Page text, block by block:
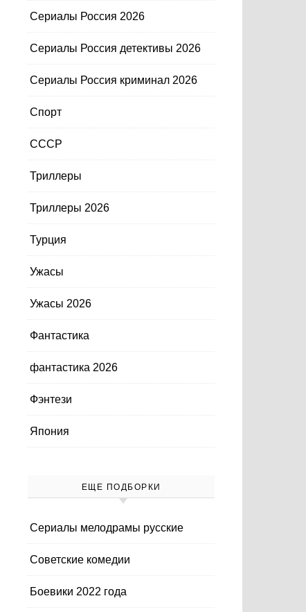
Сериалы Россия 2026
Сериалы Россия детективы 2026
Сериалы Россия криминал 2026
Спорт
СССР
Триллеры
Триллеры 2026
Турция
Ужасы
Ужасы 2026
Фантастика
фантастика 2026
Фэнтези
Япония
ЕЩЕ ПОДБОРКИ
Cериалы мелодрамы русские
Cоветские комедии
Боевики 2022 года